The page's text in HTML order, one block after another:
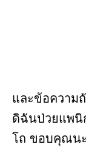
และข้อความ
ดิฉันป่วยแพนิ
โถ ขอบคุณน